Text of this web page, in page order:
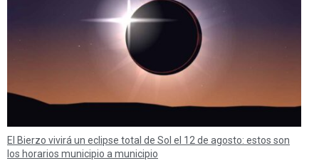
El Bierzo vivirá un eclipse total de Sol el 12 de agosto: estos son
los horarios municipio a municipio